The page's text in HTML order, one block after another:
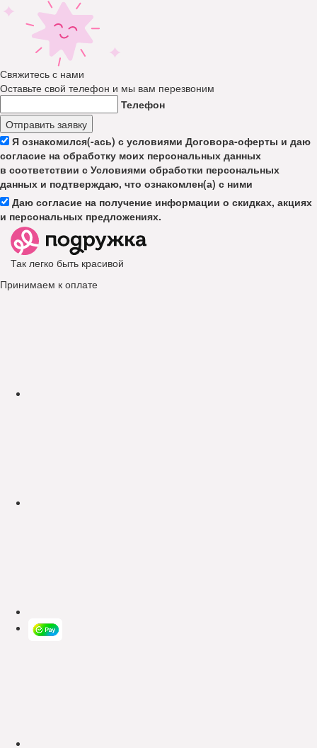
Свяжитесь с нами
Оставьте свой телефон и мы вам перезвоним
Телефон
Отправить заявку
Я ознакомился(-ась) с условиями Договора-оферты и даю
согласие на обработку моих персональных данных
в соответствии с Условиями обработки персональных
данных и подтверждаю, что ознакомлен(а) с ними
Даю согласие на получение информации о скидках, акциях
и персональных предложениях.
Так легко быть красивой
Принимаем к оплате